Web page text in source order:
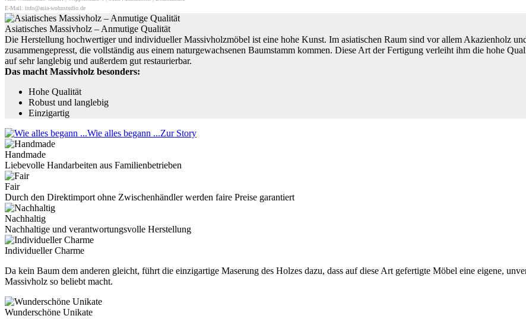
E-Mail: info@asia-wohnstudio.de
Asiatisches Massivholz – Anmutige Qualität
Die Herstellung hochwertiger und individueller Massivholzmöbel ist eine hohe Kunst. Im asiatischen Raum sind vor allem Akazienholz
zusammengepresst, die vollständig aus einem naturgewachsenen Baumstamm kommen. Diese Art der Fertigung verleiht ihm die hohe
auf sehr langlebig und außerdem gut restaurierbar.
Das macht Massivholz besonders:
Hohe Qualität
Robust und langlebig
Einzigartig
Wie alles begann ...Zur Story
Handmade
Liebevolle Handarbeiten aus Familienbetrieben
Fair
Durch den Direktimport ohne Zwischenhändler werden faire Preise garantiert
Nachhaltig
Nachhaltige und verantwortungsvolle Herstellung
Individueller Charme
Da kein Baum dem anderen gleicht, führt die einzigartige Maserung des Holzes dazu, dass auf diese Art gefertigte Möbel eine eigene,
Massivholz so beliebt macht.
Wunderschöne Unikate